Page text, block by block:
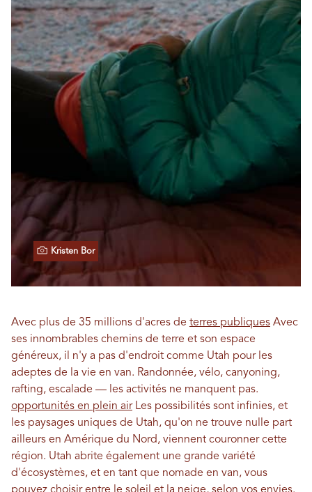
Kristen Bor
Avec plus de 35 millions d'acres de terres publiques Avec
ses innombrables chemins de terre et son espace
généreux, il n'y a pas d'endroit comme Utah pour les
adeptes de la vie en van. Randonnée, vélo, canyoning,
rafting, escalade — les activités ne manquent pas.
opportunités en plein airLes possibilités sont infinies, et
les paysages uniques de Utah, qu'on ne trouve nulle part
ailleurs en Amérique du Nord, viennent couronner cette
région. Utah abrite également une grande variété
d'écosystèmes, et en tant que nomade en van, vous